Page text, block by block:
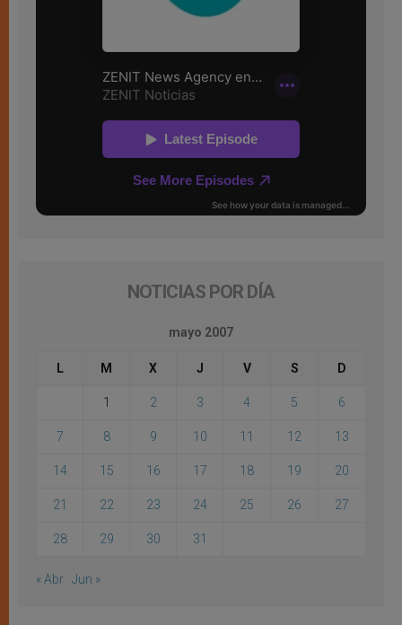
NOTICIAS POR DÍA
mayo 2007
L M X J V S D
1 2 3 4 5 6
7 8 9 10 11 12 13
14 15 16 17 18 19 20
21 22 23 24 25 26 27
28 29 30 31
« Abr Jun »